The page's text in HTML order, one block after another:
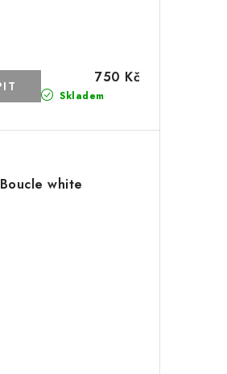
Skladem
750 Kč
Boucle white